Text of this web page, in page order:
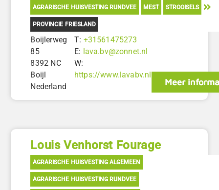
AGRARISCHE HUISVESTING RUNDVEE MEST STROOISELS
PROVINCIE FRIESLAND
Boijlerweg
85
8392 NC
Boijl
Nederland
T: +31561475273
E: lava.bv@zonnet.nl
W:
https://www.lavabv.nl
Meer
Louis Venhorst Fourage
AGRARISCHE HUISVESTING ALGEMEEN
AGRARISCHE HUISVESTING RUNDVEE